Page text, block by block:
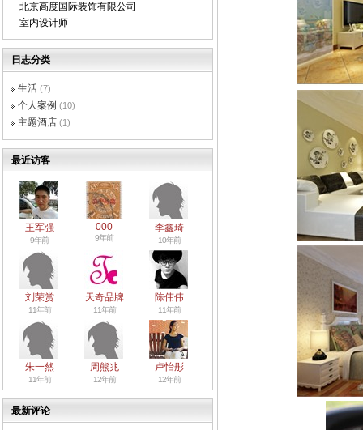
北京高度国际装饰有限公司
室内设计师
日志分类
生活 (7)
个人案例 (10)
主题酒店 (1)
最近访客
王军强
9年前
000
9年前
李鑫琦
10年前
刘荣赏
11年前
天奇品牌
11年前
陈伟伟
11年前
朱一然
11年前
周熊兆
12年前
卢怡彤
12年前
最新评论